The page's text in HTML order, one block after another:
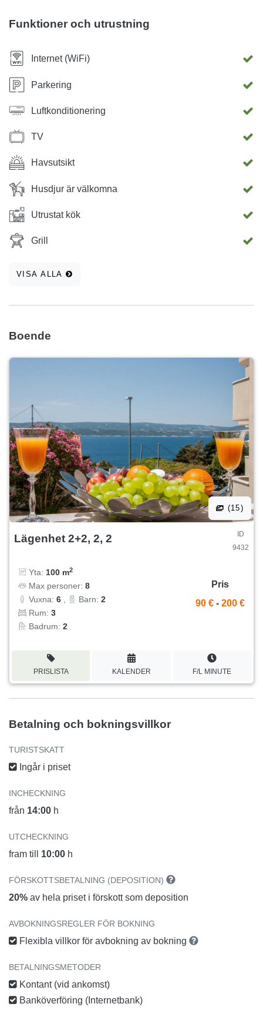
Funktioner och utrustning
Internet (WiFi)
Parkering
Luftkonditionering
TV
Havsutsikt
Husdjur är välkomna
Utrustat kök
Grill
VISA ALLA
Boende
(15)
Lägenhet 2+2, 2, 2
ID
9432
Yta: 100 m2
Max personer: 8
Vuxna: 6 , Barn: 2
Rum: 3
Badrum: 2
Pris
90 € - 200 €
PRISLISTA KALENDER F/L MINUTE
Betalning och bokningsvillkor
TURISTSKATT
Ingår i priset
INCHECKNING
från 14:00 h
UTCHECKNING
fram till 10:00 h
FÖRSKOTTSBETALNING (DEPOSITION)
20% av hela priset i förskott som deposition
AVBOKNINGSREGLER FÖR BOKNING
Flexibla villkor för avbokning av bokning
BETALNINGSMETODER
Kontant (vid ankomst)
Banköverföring (Internetbank)